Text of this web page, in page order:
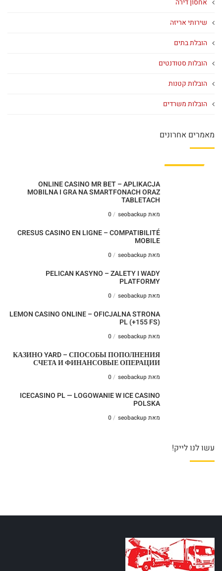
אחסון דירה
שירותי אריזה
הובלת בתים
הובלות סטודנטים
הובלות קטנות
הובלות משרדים
מאמרים אחרונים
ONLINE CASINO MR BET – APLIKACJA
MOBILNA I GRA NA SMARTFONACH ORAZ
TABLETACH
מאת seobackup 0
CRESUS CASINO EN LIGNE – COMPATIBILITÉ
MOBILE
מאת seobackup 0
PELICAN KASYNO – ZALETY I WADY
PLATFORMY
מאת seobackup 0
LEMON CASINO ONLINE – OFICJALNA STRONA
PL (+155 FS)
מאת seobackup 0
КАЗИНО YARD – СПОСОБЫ ПОПОЛНЕНИЯ
СЧЕТА И ФИНАНСОВЫЕ ОПЕРАЦИИ
מאת seobackup 0
ICECASINO PL — LOGOWANIE W ICE CASINO
POLSKA
מאת seobackup 0
עשו לנו לייק!